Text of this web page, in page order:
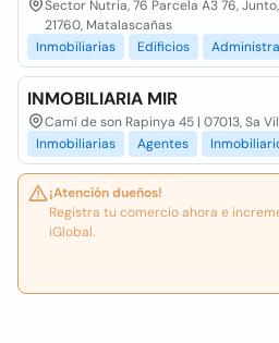
Sector Nutria, 76 Parcela A3 76,
21760, Matalascañas
Inmobiliarias
Edificios
INMOBILIARIA MIR
Camí de son Rapinya 45 | 07013, Sa
Inmobiliarias
Agentes
¡Atención dueños!
Registra tu comercio ahora e
iGlobal.